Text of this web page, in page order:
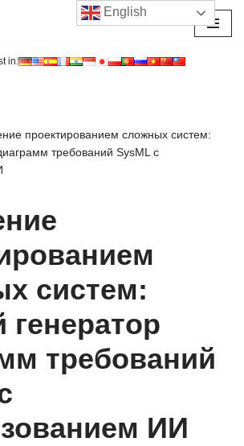
in:
проектированием сложных систем:
требований SysML с
систем:
требований
ИИ
English